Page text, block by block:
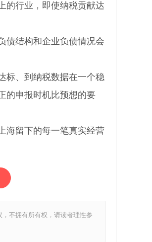
行业，即使纳税贡献达
结构和企业负债情况会
、到纳税数据在一个稳
的申报时机比预想的要
留下的每一笔真实经营
不拥有所有权，请读者理性参